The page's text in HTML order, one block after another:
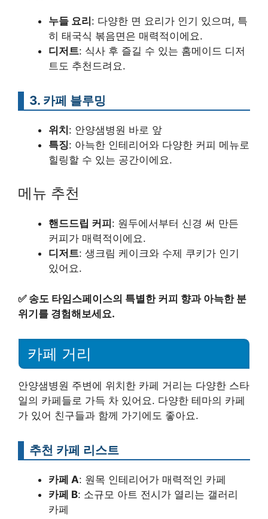
누들 요리: 다양한 면 요리가 인기 있으며, 특
히 태국식 볶음면은 매력적이에요.
디저트: 식사 후 즐길 수 있는 홈메이드 디저
트도 추천드려요.
3. 카페 블루밍
위치: 안양샘병원 바로 앞
특징: 아늑한 인테리어와 다양한 커피 메뉴로
힐링할 수 있는 공간이에요.
메뉴 추천
핸드드립 커피 : 원두에서부터 신경 써 만든
커피가 매력적이에요.
디저트: 생크림 케이크와 수제 쿠키가 인기
있어요.
✅ 송도 타임스페이스의 특별한 커피 향과 아늑한 분
위기를 경험해보세요.
카페 거리
안양샘병원 주변에 위치한 카페 거리는 다양한 스타
일의 카페들로 가득 차 있어요. 다양한 테마의 카페
가 있어 친구들과 함께 가기에도 좋아요.
추천 카페 리스트
카페 A: 원목 인테리어가 매력적인 카페
카페 B: 소규모 아트 전시가 열리는 갤러리
카페